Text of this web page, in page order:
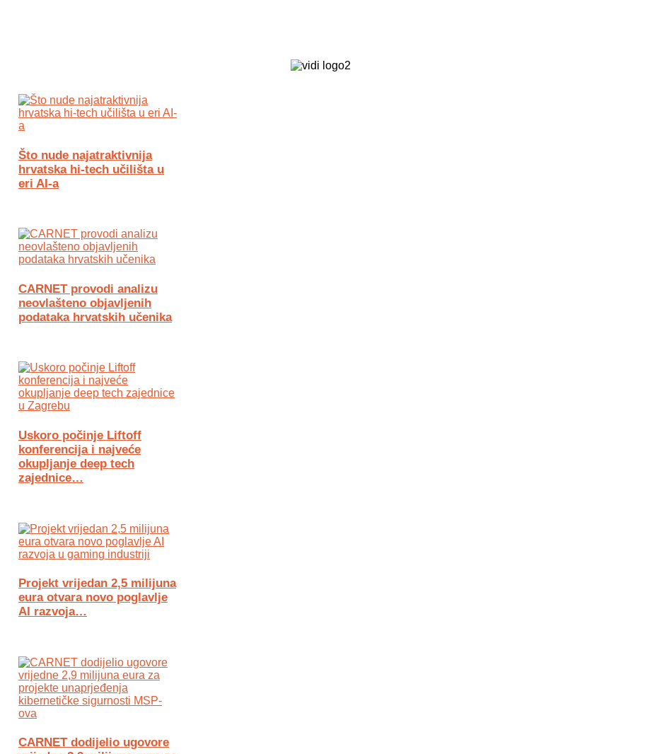
Što nude najatraktivnija
hrvatska hi-tech učilišta u
eri AI-a
CARNET provodi analizu
neovlašteno objavljenih
podataka hrvatskih učenika
Uskoro počinje Liftoff
konferencija i najveće
okupljanje deep tech
zajednice…
Projekt vrijedan 2,5 milijuna
eura otvara novo poglavlje
AI razvoja…
CARNET dodijelio ugovore